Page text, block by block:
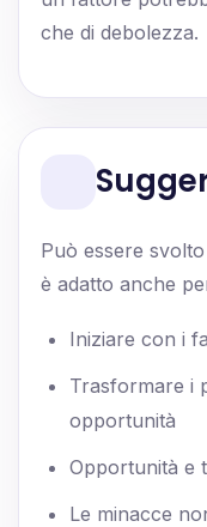
che di debolezza.
Può essere
è adatto anche
Iniziare con i
Trasformare i
opportunità
Opportunità e
Le minacce